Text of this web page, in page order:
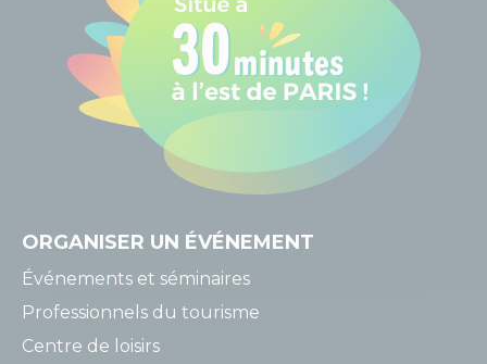
ORGANISER UN ÉVÉNEMENT
Événements et séminaires
Professionnels du tourisme
Centre de loisirs